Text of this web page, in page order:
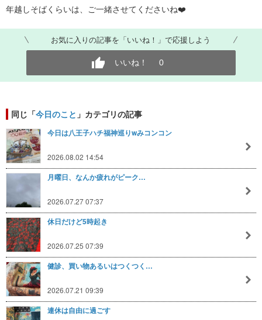
年越しそばくらいは、ご一緒させてくださいね❤️
お気に入りの記事を「いいね！」で応援しよう
いいね！ 0
同じ「今日のこと 」カテゴリの記事
今日は八王子ハチ福神巡りwみコンコン
2026.08.02 14:54
月曜日、なんか疲れがピーク…
2026.07.27 07:37
休日だけど5時起き
2026.07.25 07:39
健診、買い物あるいはつくつく…
2026.07.21 09:39
連休は自由に過ごす